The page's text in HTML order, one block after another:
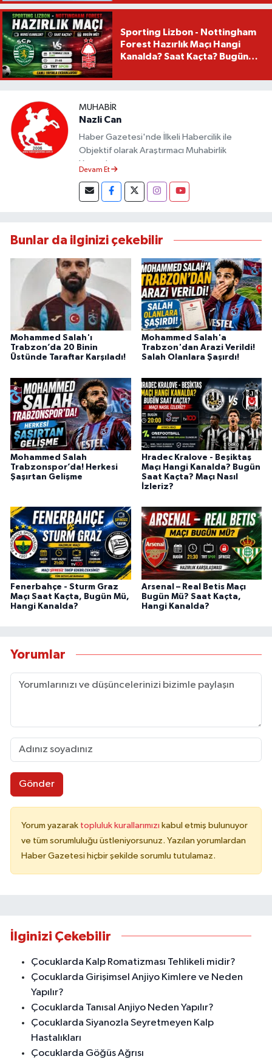
Sporting Lizbon - Nottingham
Forest Hazırlık Maçı Hangi
Kanalda? Saat Kaçta? Bugün
MUHABIR
Nazli Can
Haber Gazetesi'nde İlkeli Habercilik ile
Objektif olarak Araştırmacı Muhabirlik
Yapmaktayım.
Devam Et
Bunlar da ilginizi çekebilir
Mohammed Salah'ı
Trabzon’da 20 Binin
Üstünde Taraftar Karşıladı!
Mohammed Salah'a
Trabzon'dan Arazi Verildi!
Salah Olanlara Şaşırdı!
Mohammed Salah
Trabzonspor’da! Herkesi
Şaşırtan Gelişme
Hradec Kralove - Beşiktaş
Maçı Hangi Kanalda? Bugün
Saat Kaçta? Maçı Nasıl
İzleriz?
Fenerbahçe - Sturm Graz
Maçı Saat Kaçta, Bugün Mü,
Hangi Kanalda?
Arsenal – Real Betis Maçı
Bugün Mü? Saat Kaçta,
Hangi Kanalda?
Yorumlar
Gönder
Yorum yazarak topluluk kurallarımızı kabul etmiş bulunuyor
ve tüm sorumluluğu üstleniyorsunuz. Yazılan yorumlardan
Haber Gazetesi hiçbir şekilde sorumlu tutulamaz.
İlginizi Çekebilir
Çocuklarda Kalp Romatizması Tehlikeli midir?
Çocuklarda Girişimsel Anjiyo Kimlere ve Neden
Yapılır?
Çocuklarda Tanısal Anjiyo Neden Yapılır?
Çocuklarda Siyanozla Seyretmeyen Kalp
Hastalıkları
Çocuklarda Göğüs Ağrısı